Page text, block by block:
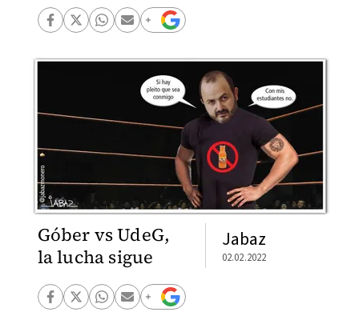
Góber vs UdeG,
la lucha sigue
Jabaz
02.02.2022